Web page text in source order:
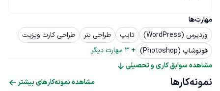
مهارت‌ها
وردپرس (WordPress)
تایپ طراحی بنر
طراحی کارت ویزیت
فوتوشاپ (Photoshop)
+
3 مهارت دیگر
مشاهده سوابق کاری و تحصیلی
نمونه‌کارها مشاهده نمونه‌کارهای بیشتر